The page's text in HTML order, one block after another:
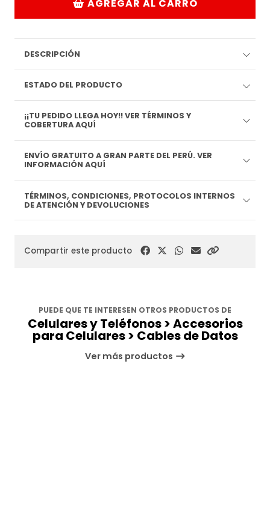
AGREGAR AL CARRO
DESCRIPCIÓN
ESTADO DEL PRODUCTO
¡¡TU PEDIDO LLEGA HOY!! VER TÉRMINOS Y
COBERTURA AQUÍ
ENVÍO GRATUITO A GRAN PARTE DEL PERÚ. VER
INFORMACIÓN AQUÍ
TÉRMINOS, CONDICIONES, PROTOCOLOS INTERNOS
DE ATENCIÓN Y DEVOLUCIONES
Compartir este producto
PUEDE QUE TE INTERESEN OTROS PRODUCTOS DE
Celulares y Teléfonos > Accesorios
para Celulares > Cables de Datos
Ver más productos